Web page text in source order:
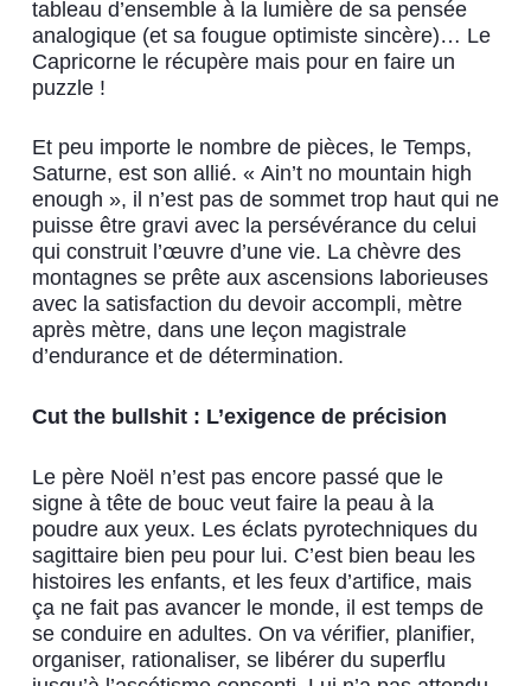
tableau d’ensemble à la lumière de sa pensée
analogique (et sa fougue optimiste sincère)… Le
Capricorne le récupère mais pour en faire un
puzzle !
Et peu importe le nombre de pièces, le Temps,
Saturne, est son allié. « Ain’t no mountain high
enough », il n’est pas de sommet trop haut qui ne
puisse être gravi avec la persévérance du celui
qui construit l’œuvre d’une vie. La chèvre des
montagnes se prête aux ascensions laborieuses
avec la satisfaction du devoir accompli, mètre
après mètre, dans une leçon magistrale
d’endurance et de détermination.
Cut the bullshit : L’exigence de précision
Le père Noël n’est pas encore passé que le
signe à tête de bouc veut faire la peau à la
poudre aux yeux. Les éclats pyrotechniques du
sagittaire bien peu pour lui. C’est bien beau les
histoires les enfants, et les feux d’artifice, mais
ça ne fait pas avancer le monde, il est temps de
se conduire en adultes. On va vérifier, planifier,
organiser, rationaliser, se libérer du superflu